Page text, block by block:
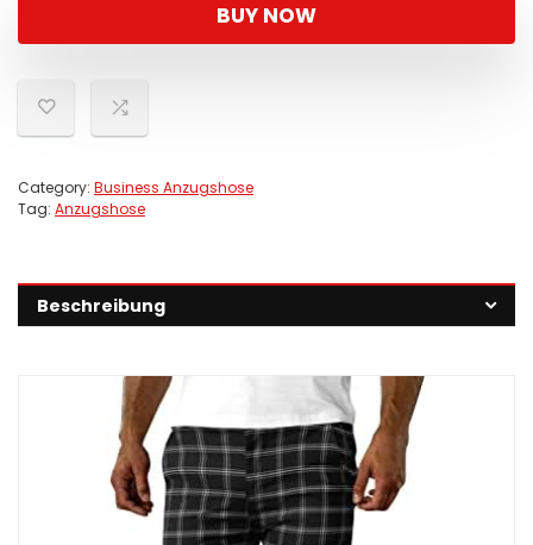
BUY NOW
Category: Business Anzugshose
Tag: Anzugshose
Beschreibung